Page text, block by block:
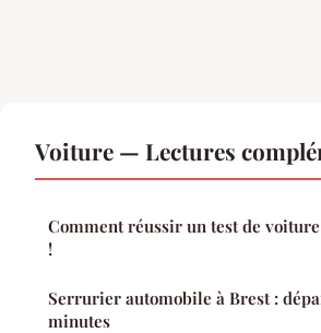
Voiture — Lectures
Comment réussir un test de
!
Serrurier automobile à Brest :
minutes